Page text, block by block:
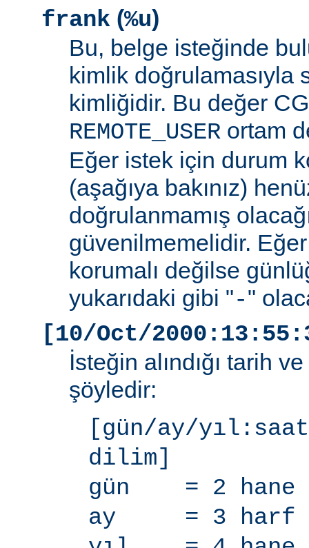
frank (%u)
Bu, belge isteğinde
kimlik doğrulamasıyla
kimliğidir. Bu değer
REMOTE_USER ortam
Eğer istek için durum
(aşağıya bakınız)
doğrulanmamış
güvenilmemelidir.
korumalı değilse
yukarıdaki gibi "-"
[10/Oct/
İsteğin alındığı tarih
şöyledir:
[gün/ay/
dilim]
gün = 2 hane
ay = 3 harf